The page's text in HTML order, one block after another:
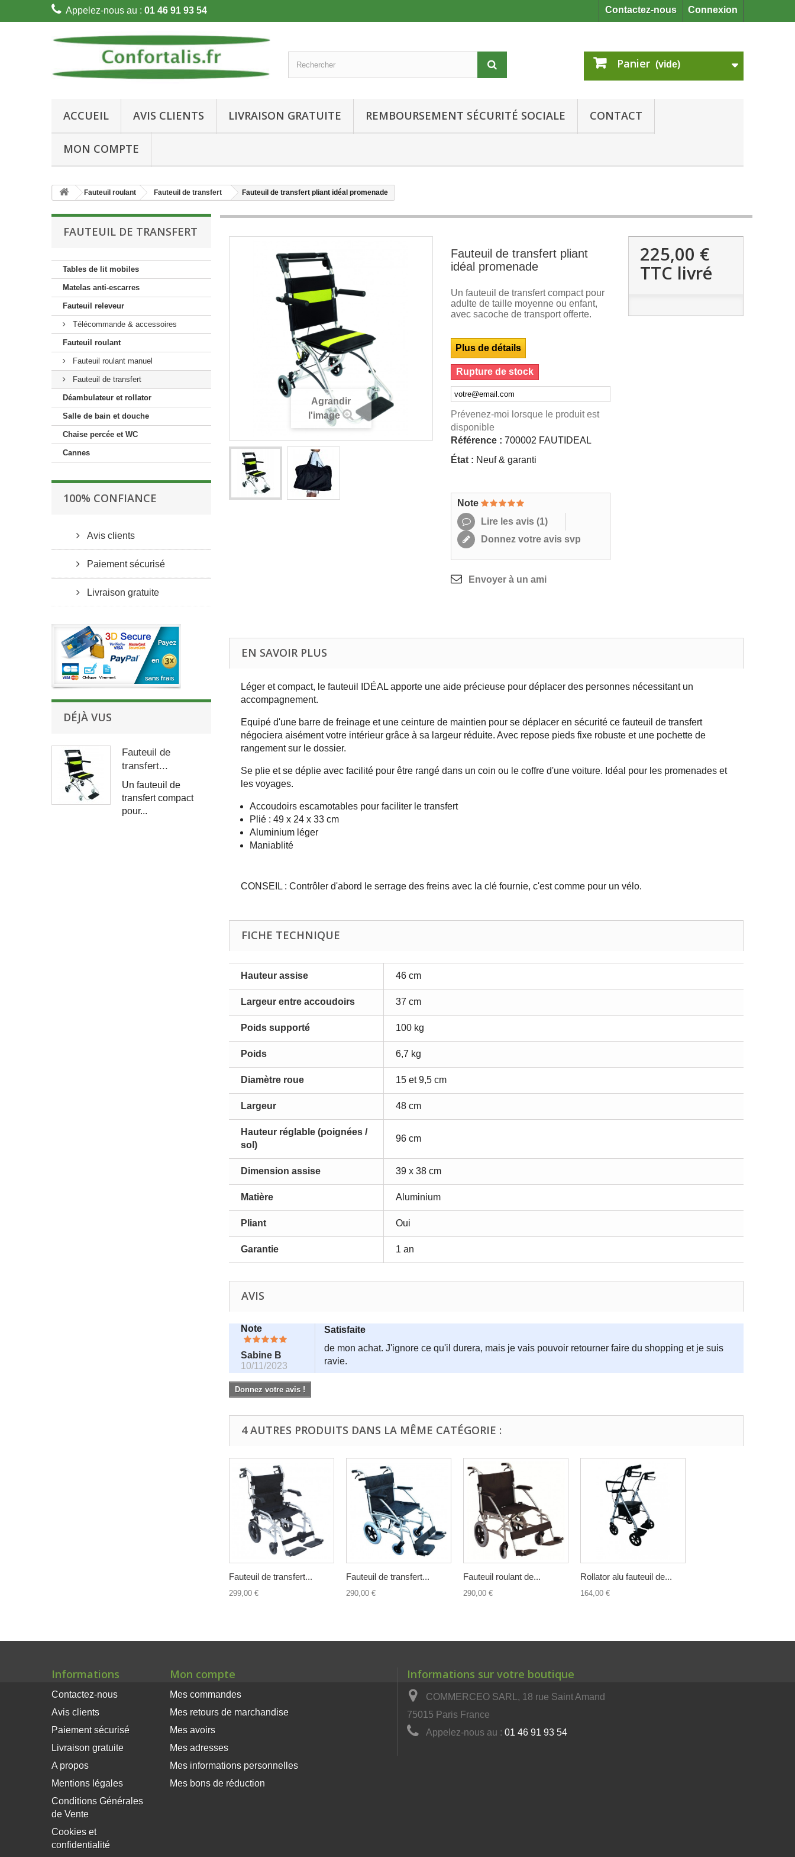
Connexion
Contactez-nous
Appelez-nous au : 01 46 91 93 54
Panier (vide)
ACCUEIL AVIS CLIENTS LIVRAISON GRATUITE REMBOURSEMENT SÉCURITÉ SOCIALE CONTACT
MON COMPTE
Fauteuil roulant Fauteuil de transfert Fauteuil de transfert pliant idéal promenade
FAUTEUIL DE TRANSFERT
Tables de lit mobiles
Matelas anti-escarres
Fauteuil releveur
Télécommande & accessoires
Fauteuil roulant
Fauteuil roulant manuel
Fauteuil de transfert
Déambulateur et rollator
Salle de bain et douche
Chaise percée et WC
Cannes
100% CONFIANCE
Avis clients
Paiement sécurisé
Livraison gratuite
DÉJÀ VUS
Fauteuil de
transfert...
Un fauteuil de
transfert compact
pour...
Agrandir
l'image
Fauteuil de transfert pliant
idéal promenade
Un fauteuil de transfert compact pour
adulte de taille moyenne ou enfant,
avec sacoche de transport offerte.
Plus de détails
Rupture de stock
Prévenez-moi lorsque le produit est
disponible
Référence : 700002 FAUTIDEAL
État : Neuf & garanti
Note
Lire les avis (1)
Donnez votre avis svp
Envoyer à un ami
225,00 €
TTC livré
EN SAVOIR PLUS
Léger et compact, le fauteuil IDÉAL apporte une aide précieuse pour déplacer des personnes nécessitant un
accompagnement.
Equipé d'une barre de freinage et une ceinture de maintien pour se déplacer en sécurité ce fauteuil de transfert
négociera aisément votre intérieur grâce à sa largeur réduite. Avec repose pieds fixe robuste et une pochette de
rangement sur le dossier.
Se plie et se déplie avec facilité pour être rangé dans un coin ou le coffre d'une voiture. Idéal pour les promenades et
les voyages.
Accoudoirs escamotables pour faciliter le transfert
Plié : 49 x 24 x 33 cm
Aluminium léger
Maniablité
CONSEIL : Contrôler d'abord le serrage des freins avec la clé fournie, c'est comme pour un vélo.
FICHE TECHNIQUE
Hauteur assise 46 cm
Largeur entre accoudoirs 37 cm
Poids supporté 100 kg
Poids 6,7 kg
Diamètre roue 15 et 9,5 cm
Largeur 48 cm
Hauteur réglable (poignées /
sol)
96 cm
Dimension assise 39 x 38 cm
Matière Aluminium
Pliant Oui
Garantie 1 an
AVIS
Note
Sabine B
10/11/2023
Satisfaite
de mon achat. J'ignore ce qu'il durera, mais je vais pouvoir retourner faire du shopping et je suis
ravie.
Donnez votre avis !
4 AUTRES PRODUITS DANS LA MÊME CATÉGORIE :
Fauteuil de transfert...
299,00 €
Fauteuil de transfert...
290,00 €
Fauteuil roulant de...
290,00 €
Rollator alu fauteuil de...
164,00 €
Informations
Contactez-nous
Avis clients
Paiement sécurisé
Livraison gratuite
A propos
Mentions légales
Conditions Générales
de Vente
Cookies et
confidentialité
Mon compte
Mes commandes
Mes retours de marchandise
Mes avoirs
Mes adresses
Mes informations personnelles
Mes bons de réduction
Informations sur votre boutique
COMMERCEO SARL, 18 rue Saint Amand
75015 Paris France
Appelez-nous au : 01 46 91 93 54
×
Ce site Web utilise des
cookies
améliorer l'expérience utilisateur. En utilisant
notre site Web, vous acceptez tous les cookies